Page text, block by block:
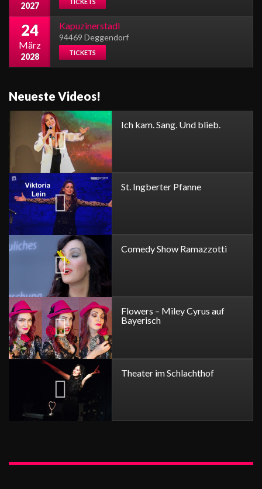
2027
24
März
2028
Kapuzinerstadl
94469 Deggendorf
TICKETS
Neueste Videos!
Ich kam. Sang. Und blieb.
St. Ingberter Pfanne
Comedy Show Ramazzotti
Flowers – Miley Cyrus auf
Bayerisch
Theater im Schlachthof